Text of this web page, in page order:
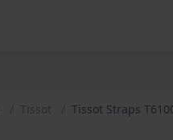
Tissot Tissot Straps